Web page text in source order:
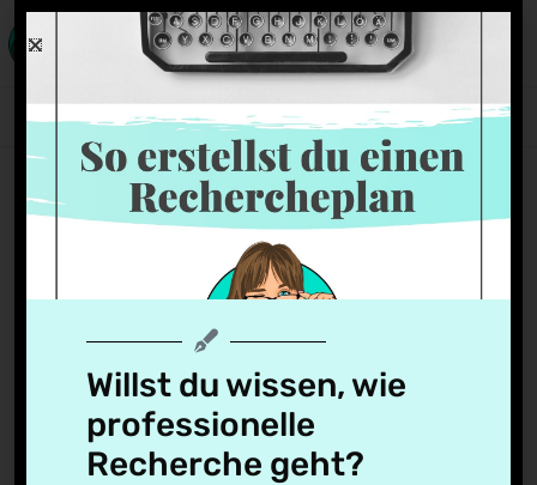
Bildschirmfoto-2020-07-
13-um-16.44.44
Natalia Anders
Willst du wissen, wie
professionelle
Recherche geht?